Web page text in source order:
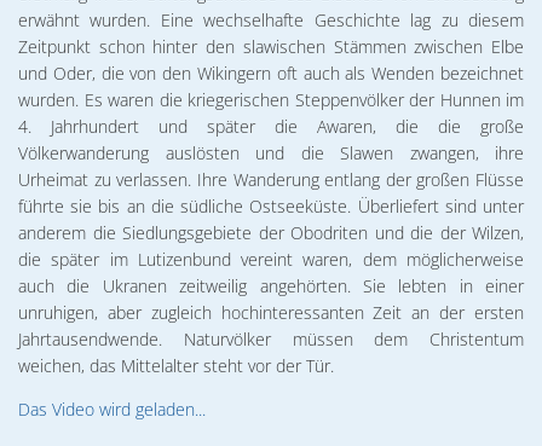
Wohnen
Torgelower Stadtfilm
Europäischer Fonds für regionale
09.12.2026 Weihnachtskonzert
erwähnt wurden. Eine wechselhafte Geschichte lag zu diesem
Zeitpunkt schon hinter den slawischen Stämmen zwischen Elbe
und Oder, die von den Wikingern oft auch als Wenden bezeichnet
wurden. Es waren die kriegerischen Steppenvölker der Hunnen im
4. Jahrhundert und später die Awaren, die die große
Völkerwanderung auslösten und die Slawen zwangen, ihre
Urheimat zu verlassen. Ihre Wanderung entlang der großen Flüsse
führte sie bis an die südliche Ostseeküste. Überliefert sind unter
anderem die Siedlungsgebiete der Obodriten und die der Wilzen,
die später im Lutizenbund vereint waren, dem möglicherweise
auch die Ukranen zeitweilig angehörten. Sie lebten in einer
unruhigen, aber zugleich hochinteressanten Zeit an der ersten
Jahrtausendwende. Naturvölker müssen dem Christentum
weichen, das Mittelalter steht vor der Tür.
Das Video wird geladen...